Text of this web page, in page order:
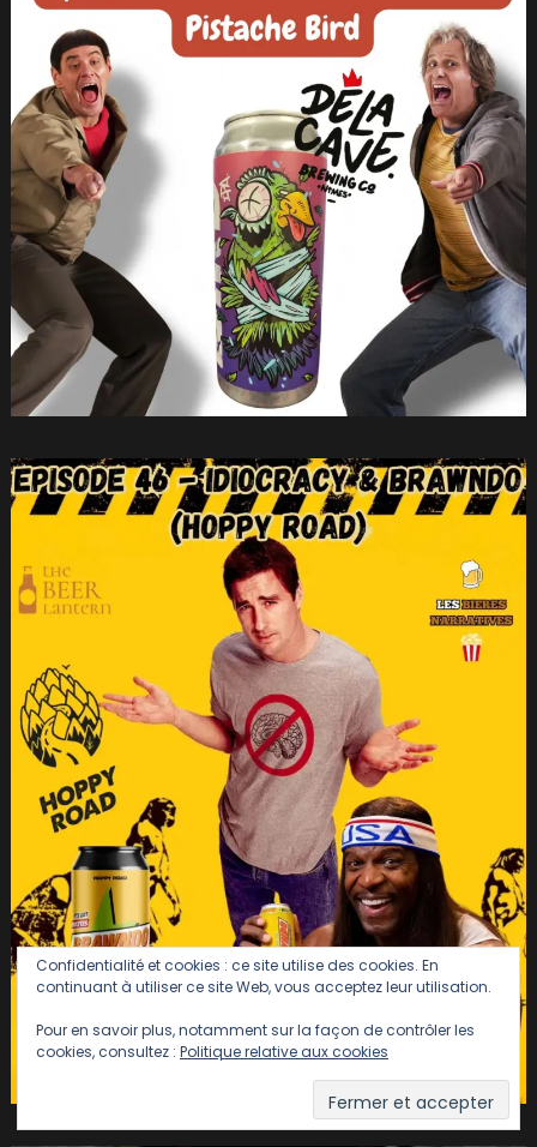
Confidentialité et cookies : ce site utilise des cookies. En
continuant à utiliser ce site Web, vous acceptez leur utilisation.
Pour en savoir plus, notamment sur la façon de contrôler les
cookies, consultez : Politique relative aux cookies